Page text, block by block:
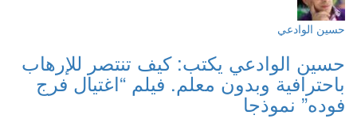
حسين الوادعي
حسين الوادعي يكتب: كيف تنتصر للإرهاب
باحترافية وبدون معلم. فيلم “اغتيال فرج
فوده” نموذجا